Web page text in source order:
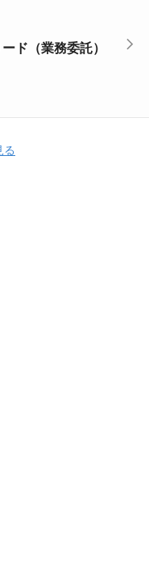
ド（業務委託）
る